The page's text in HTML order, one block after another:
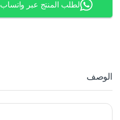
لطلب المنتج عبر واتساب
الوصف